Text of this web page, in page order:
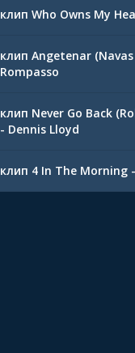
клип Who Owns My
клип Angetenar
Rompasso
клип Never Go Back
- Dennis Lloyd
клип 4 In The Morning